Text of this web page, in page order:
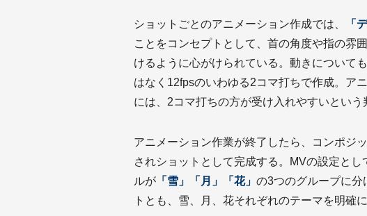
ショットごとのアニメーション作成では、 「
ことをコンセプトとして、首の角度や指の雰
けるように心がけられている。動きについて
はなく12fpsのいわゆる2コマ打ちで作成。ア
には、2コマ打ちの方が受け入れやすいという
アニメーション作業が終了したら、コンポジ
されショットとして完成する。MVの設定と
ルが 「雪」「月」「花」 の3つのグループに分
トとも、雪、月、花それぞれのテーマを明確